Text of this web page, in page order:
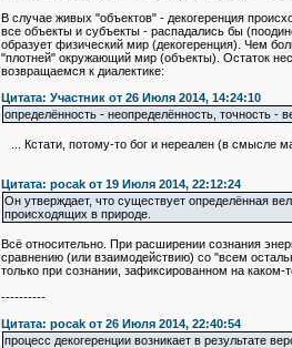
В случае живых "объектов" - декогеренция
все объекты и субъекты - распадались бы
образует физический мир (декогеренция). Чем
"плотней" окружающий мир (объекты). Остаток
возвращаемся к диалектике:
Цитата: Участник от 26 Июля 2014, 14:24:10
определённость - неопределённость, точность -
... Кстати, потому-то бог и нереален (в смысле
Цитата: pocak от 19 Июля 2014, 22:12:24
Он утверждает, что существует определённая
происходящих в природе.
Всё относительно. При расширении сознания
сравнению (или взаимодействию) со "всем
только при сознании, зафиксированном на
----------
Цитата: pocak от 26 Июля 2014, 22:40:54
процесс декогеренции возникает в результате